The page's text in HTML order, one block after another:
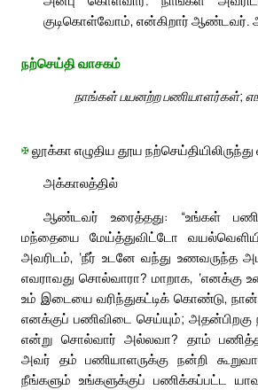
குடிகொள்வோம், என்கிறார் ஆண்டவர்.
நற்செய்தி வாசகம்
நாங்கள் பயனற்ற பணியாளர்கள்;
✠லூக்கா எழுதிய தூய
அக்காலத்தில்
ஆண்டவர் உரைத்தது: “உங்கள்
மந்தையை மேய்த்துவிட்டோ
அவரிடம், ‘நீர் உடனே வந்து உணவருந்த
எவராவது சொல்வாரா? மாறாக, ‘எனக்கு
உம் இடையை வரிந்துகட்டிக் கொண்டு, நான்
எனக்குப் பணிவிடை செய்யும்; அதன்பிறகு
என்று சொல்வார் அல்லவா? தாம்
அவர் தம் பணியாளருக்கு நன்றி
நீங்களும் உங்களுக்குப் பணிக்கப்பட்ட